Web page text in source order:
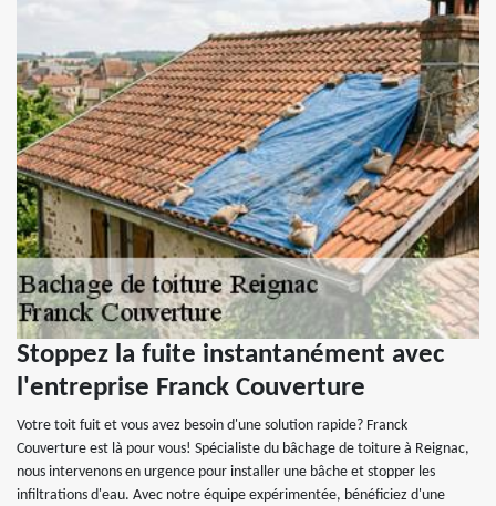
Stoppez la fuite instantanément avec
l'entreprise Franck Couverture
Votre toit fuit et vous avez besoin d'une solution rapide? Franck
Couverture est là pour vous! Spécialiste du bâchage de toiture à Reignac,
nous intervenons en urgence pour installer une bâche et stopper les
infiltrations d'eau. Avec notre équipe expérimentée, bénéficiez d'une